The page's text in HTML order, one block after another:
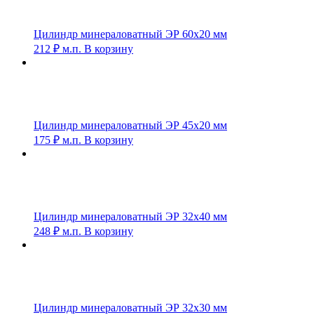
Цилиндр минераловатный ЭР 60х20 мм
212 ₽ м.п. В корзину
Цилиндр минераловатный ЭР 45х20 мм
175 ₽ м.п. В корзину
Цилиндр минераловатный ЭР 32х40 мм
248 ₽ м.п. В корзину
Цилиндр минераловатный ЭР 32х30 мм